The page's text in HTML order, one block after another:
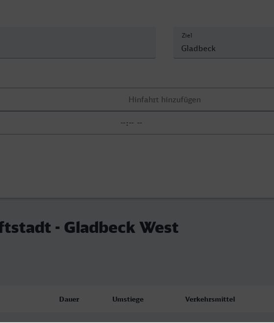
Ziel
- Gladbeck West
Dauer Umstiege Verkehrsmittel